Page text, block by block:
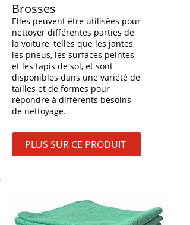
Brosses
Elles peuvent être utilisées pour
nettoyer différentes parties de
la voiture, telles que les jantes,
les pneus, les surfaces peintes
et les tapis de sol, et sont
disponibles dans une variété de
tailles et de formes pour
répondre à différents besoins
de nettoyage.
PLUS SUR CE PRODUIT